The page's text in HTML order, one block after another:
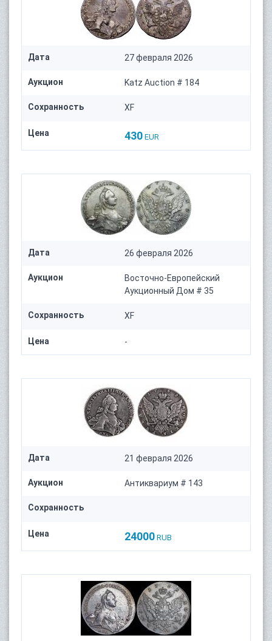
Дата 27 февраля 2026
Аукцион Katz Auction # 184
Сохранность XF
Цена 430 EUR
Дата 26 февраля 2026
Аукцион
Восточно-Европейский
Аукционный Дом # 35
Сохранность XF
Цена -
Дата 21 февраля 2026
Аукцион Антиквариум # 143
Сохранность
Цена 24000 RUB